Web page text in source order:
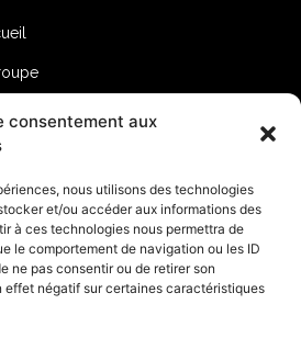
consentement aux
nous utilisons des technologies
et/ou accéder aux informations des
à ces technologies nous permettra de
le comportement de navigation ou les ID
ne pas consentir ou de retirer son
effet négatif sur certaines caractéristiques
neuf